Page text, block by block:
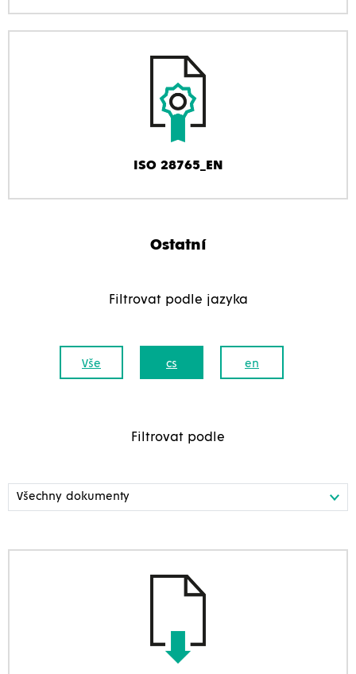
ISO 28765_EN
Ostatní
Filtrovat podle jazyka
Vše cs en
Filtrovat podle